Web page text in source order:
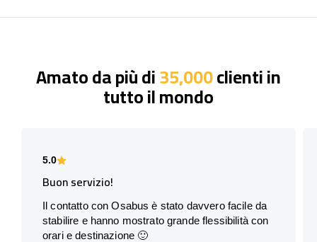
Amato da più di35,000clienti in
tutto il mondo
5.0
Buon servizio!
Il contatto con Osabus è stato davvero facile da
stabilire e hanno mostrato grande flessibilità con
orari e destinazione 🙂